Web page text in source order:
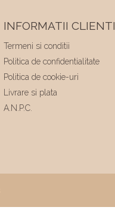
INFORMATII CLIENTI
Termeni si conditii
Politica de confidentialitate
Politica de cookie-uri
Livrare si plata
A.N.P.C.